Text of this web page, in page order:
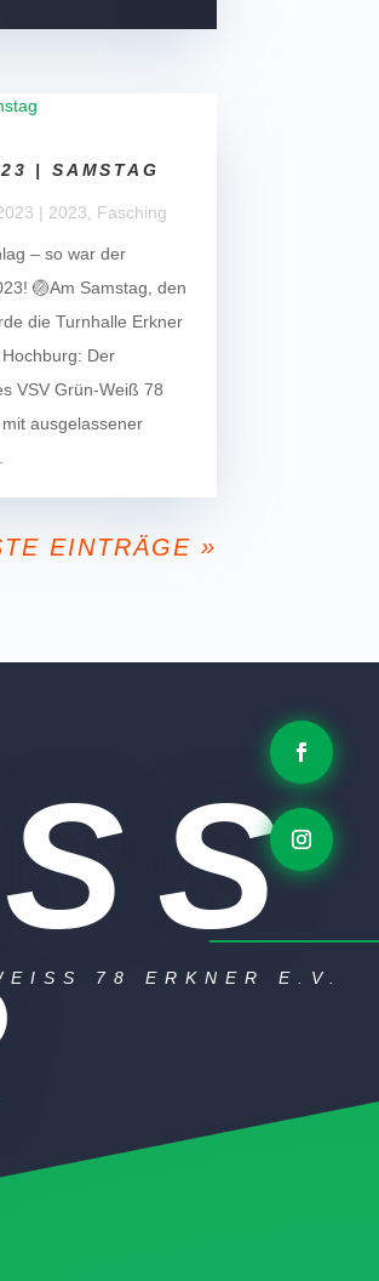
| SAMSTAG
| 2023, Fasching
– so war der
🏐Am Samstag, den
die Turnhalle Erkner
Der
VSV Grün-Weiß 78
ausgelassener
EINTRÄGE »
E
78 ERKNER E.V.